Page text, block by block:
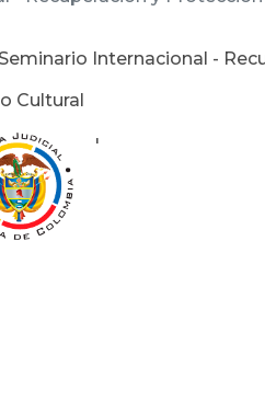
Internacional -
Cultural
'